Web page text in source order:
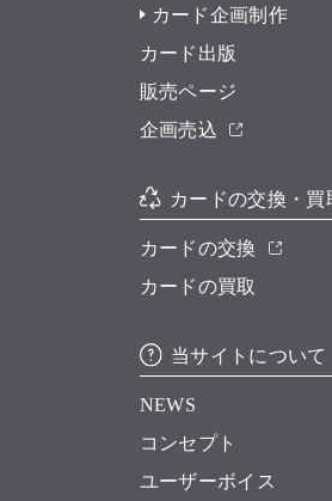
カード企画制作
カード出版
販売ページ
企画売込
カードの交換・買
カードの交換
カードの買取
当サイトについて
NEWS
コンセプト
ユーザーボイス